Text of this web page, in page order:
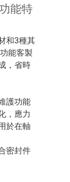
能特
和3種其
能客製
，省時
護功能
，應力
於在軸
密封件